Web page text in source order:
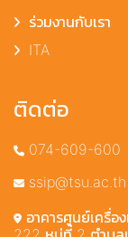
ร่วมงานกับเรา
ITA
ติดต่อ
074-609-600
ssip@tsu.ac.th
อาคารศูนย์เครื่